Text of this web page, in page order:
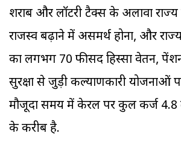
शराब और लॉटरी टैक्स के अलावा
राजस्व बढ़ाने में असमर्थ होना, और
का लगभग 70 फीसद हिस्सा वेतन,
सुरक्षा से जुड़ी कल्याणकारी योजनाओं
मौजूदा समय में केरल पर कुल कर्ज 4.8
के करीब है.